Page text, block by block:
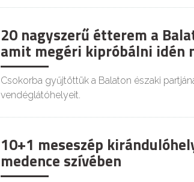
20 nagyszerű étterem a
amit megéri kipróbálni idén
Csokorba gyűjtöttük a Balaton északi
vendéglátóhelyeit.
10+1 meseszép
medence szívében